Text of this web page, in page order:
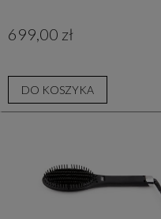
699,00 zł
DO KOSZYKA